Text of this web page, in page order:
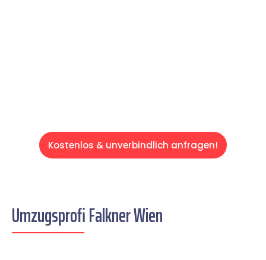
Kostenlos & unverbindlich anfragen!
Umzugsprofi Falkner Wien